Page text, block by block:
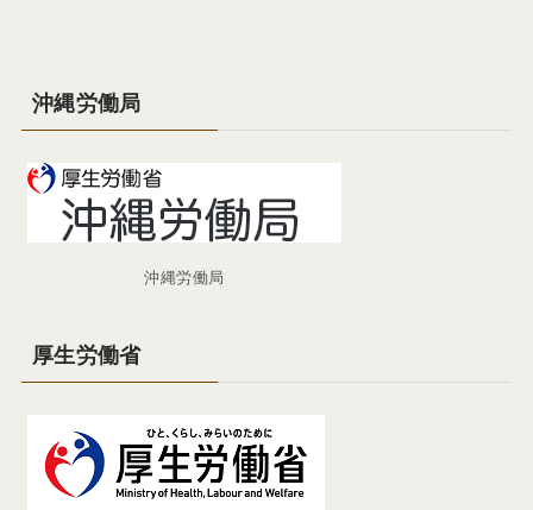
沖縄労働局
沖縄労働局
厚生労働省